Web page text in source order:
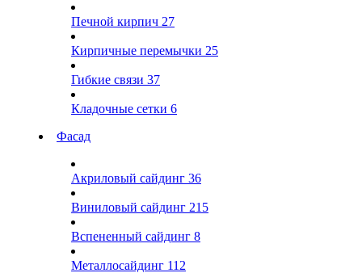
Печной кирпич 27
Кирпичные перемычки 25
Гибкие связи 37
Кладочные сетки 6
Фасад
Акриловый сайдинг 36
Виниловый сайдинг 215
Вспененный сайдинг 8
Металлосайдинг 112